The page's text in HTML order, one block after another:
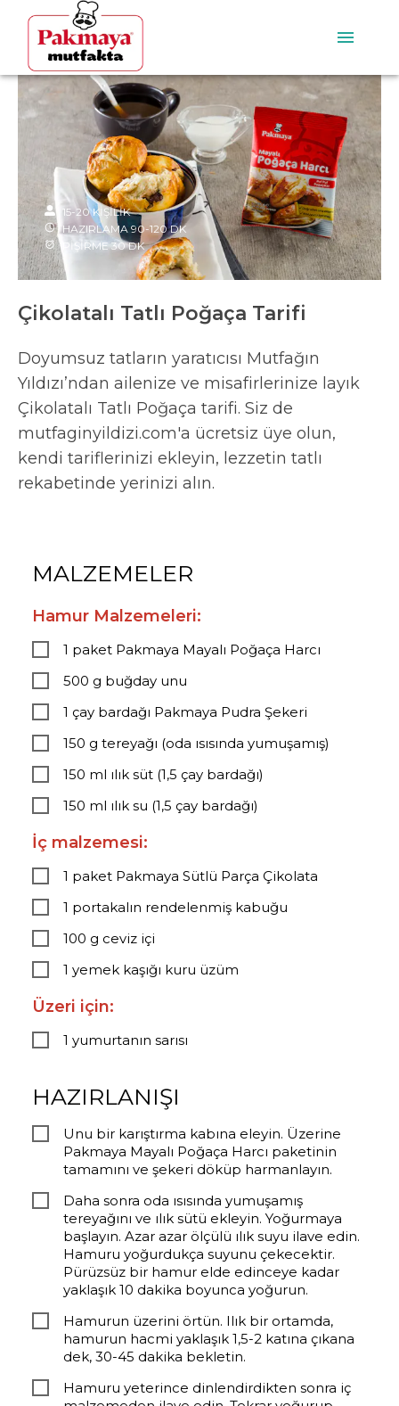
15-20 KİŞİLİK
HAZIRLAMA 90-120 DK
PİŞİRME 30 DK
Çikolatalı Tatlı Poğaça Tarifi
Doyumsuz tatların yaratıcısı Mutfağın
Yıldızı’ndan ailenize ve misafirlerinize layık
Çikolatalı Tatlı Poğaça tarifi. Siz de
mutfaginyildizi.com'a ücretsiz üye olun,
kendi tariflerinizi ekleyin, lezzetin tatlı
rekabetinde yerinizi alın.
MALZEMELER
Hamur Malzemeleri:
1 paket Pakmaya Mayalı Poğaça Harcı
500 g buğday unu
1 çay bardağı Pakmaya Pudra Şekeri
150 g tereyağı (oda ısısında yumuşamış)
150 ml ılık süt (1,5 çay bardağı)
150 ml ılık su (1,5 çay bardağı)
İç malzemesi:
1 paket Pakmaya Sütlü Parça Çikolata
1 portakalın rendelenmiş kabuğu
100 g ceviz içi
1 yemek kaşığı kuru üzüm
Üzeri için:
1 yumurtanın sarısı
HAZIRLANIŞI
Unu bir karıştırma kabına eleyin. Üzerine
Pakmaya Mayalı Poğaça Harcı paketinin
tamamını ve şekeri döküp harmanlayın.
Daha sonra oda ısısında yumuşamış
tereyağını ve ılık sütü ekleyin. Yoğurmaya
başlayın. Azar azar ölçülü ılık suyu ilave edin.
Hamuru yoğurdukça suyunu çekecektir.
Pürüzsüz bir hamur elde edinceye kadar
yaklaşık 10 dakika boyunca yoğurun.
Hamurun üzerini örtün. Ilık bir ortamda,
hamurun hacmi yaklaşık 1,5-2 katına çıkana
dek, 30-45 dakika bekletin.
Hamuru yeterince dinlendirdikten sonra iç